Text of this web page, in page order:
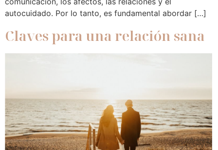
autocuidado. Por lo tanto, es fundamental abordar […]
Claves para una relación sana